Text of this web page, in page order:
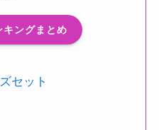
ングまとめ
セット